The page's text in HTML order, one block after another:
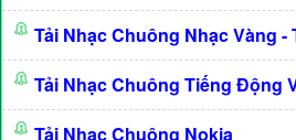
Tải Nhạc Chuông Nhạc Vàng -
Tải Nhạc Chuông Tiếng Động
Tải Nhạc Chuông Nokia